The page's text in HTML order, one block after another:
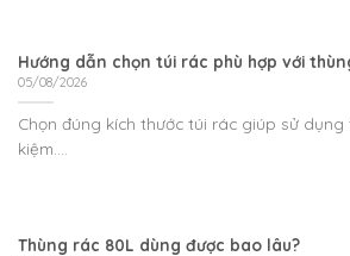
Hướng dẫn chọn túi rác phù hợp với
05/08/2026
Chọn đúng kích thước túi rác giúp sử
kiệm....
Thùng rác 80L dùng được bao lâu?